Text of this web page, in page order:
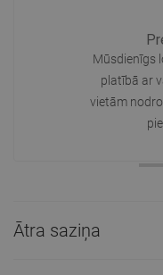
Mūsdienīgs
platībā ar
vietām
Ātra saziņa